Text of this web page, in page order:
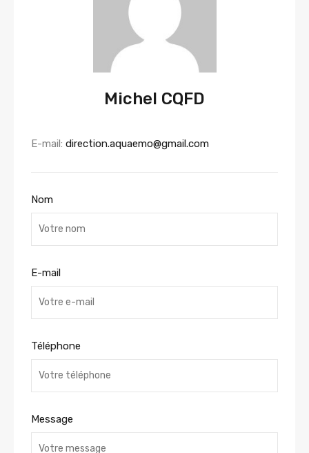
Michel CQFD
E-mail: direction.aquaemo@gmail.com
Nom
E-mail
Téléphone
Message